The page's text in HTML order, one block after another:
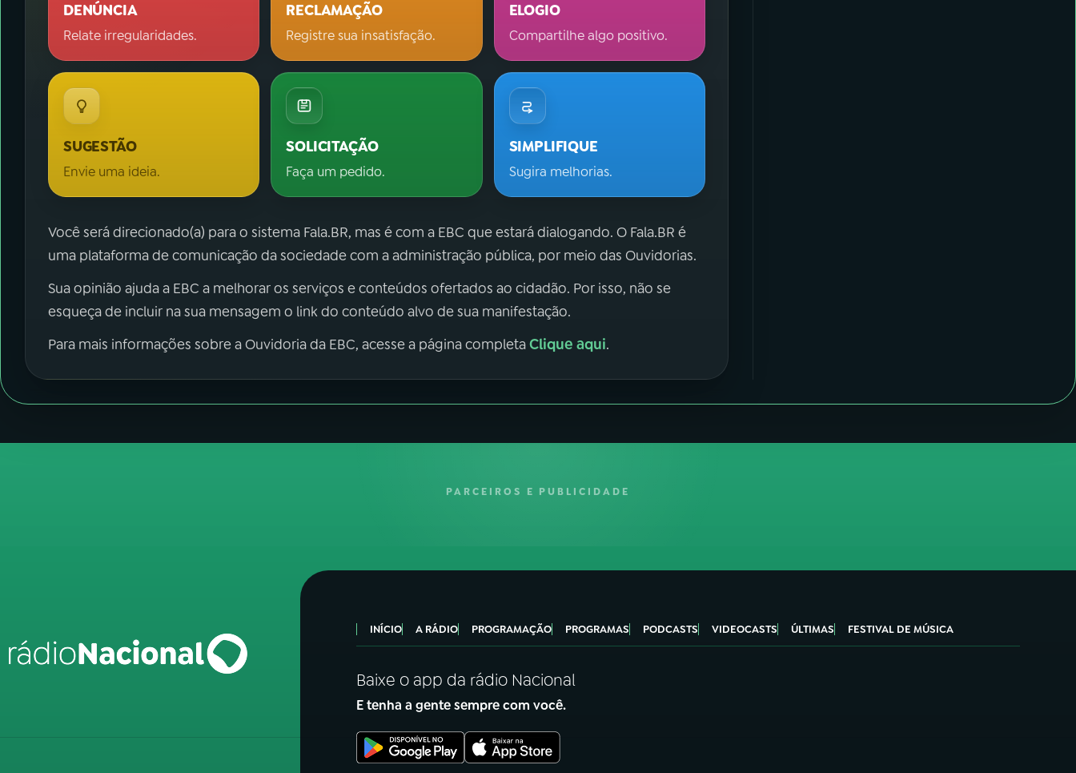
DENÚNCIA
Relate irregularidades.
RECLAMAÇÃO
Registre sua insatisfação.
ELOGIO
Compartilhe algo positivo.
SUGESTÃO
Envie uma ideia.
SOLICITAÇÃO
Faça um pedido.
SIMPLIFIQUE
Sugira melhorias.
Você será direcionado(a) para o sistema Fala.BR, mas é com a EBC que estará dialogando. O Fala.BR é
uma plataforma de comunicação da sociedade com a administração pública, por meio das Ouvidorias.
Sua opinião ajuda a EBC a melhorar os serviços e conteúdos ofertados ao cidadão. Por isso, não se
esqueça de incluir na sua mensagem o link do conteúdo alvo de sua manifestação.
Para mais informações sobre a Ouvidoria da EBC, acesse a página completaClique aqui.
PARCEIROS E PUBLICIDADE
INÍCIO A RÁDIO PROGRAMAÇÃO PROGRAMAS PODCASTS VIDEOCASTS ÚLTIMAS FESTIVAL DE MÚSICA
Baixe o app da rádio Nacional
E tenha a gente sempre com você.